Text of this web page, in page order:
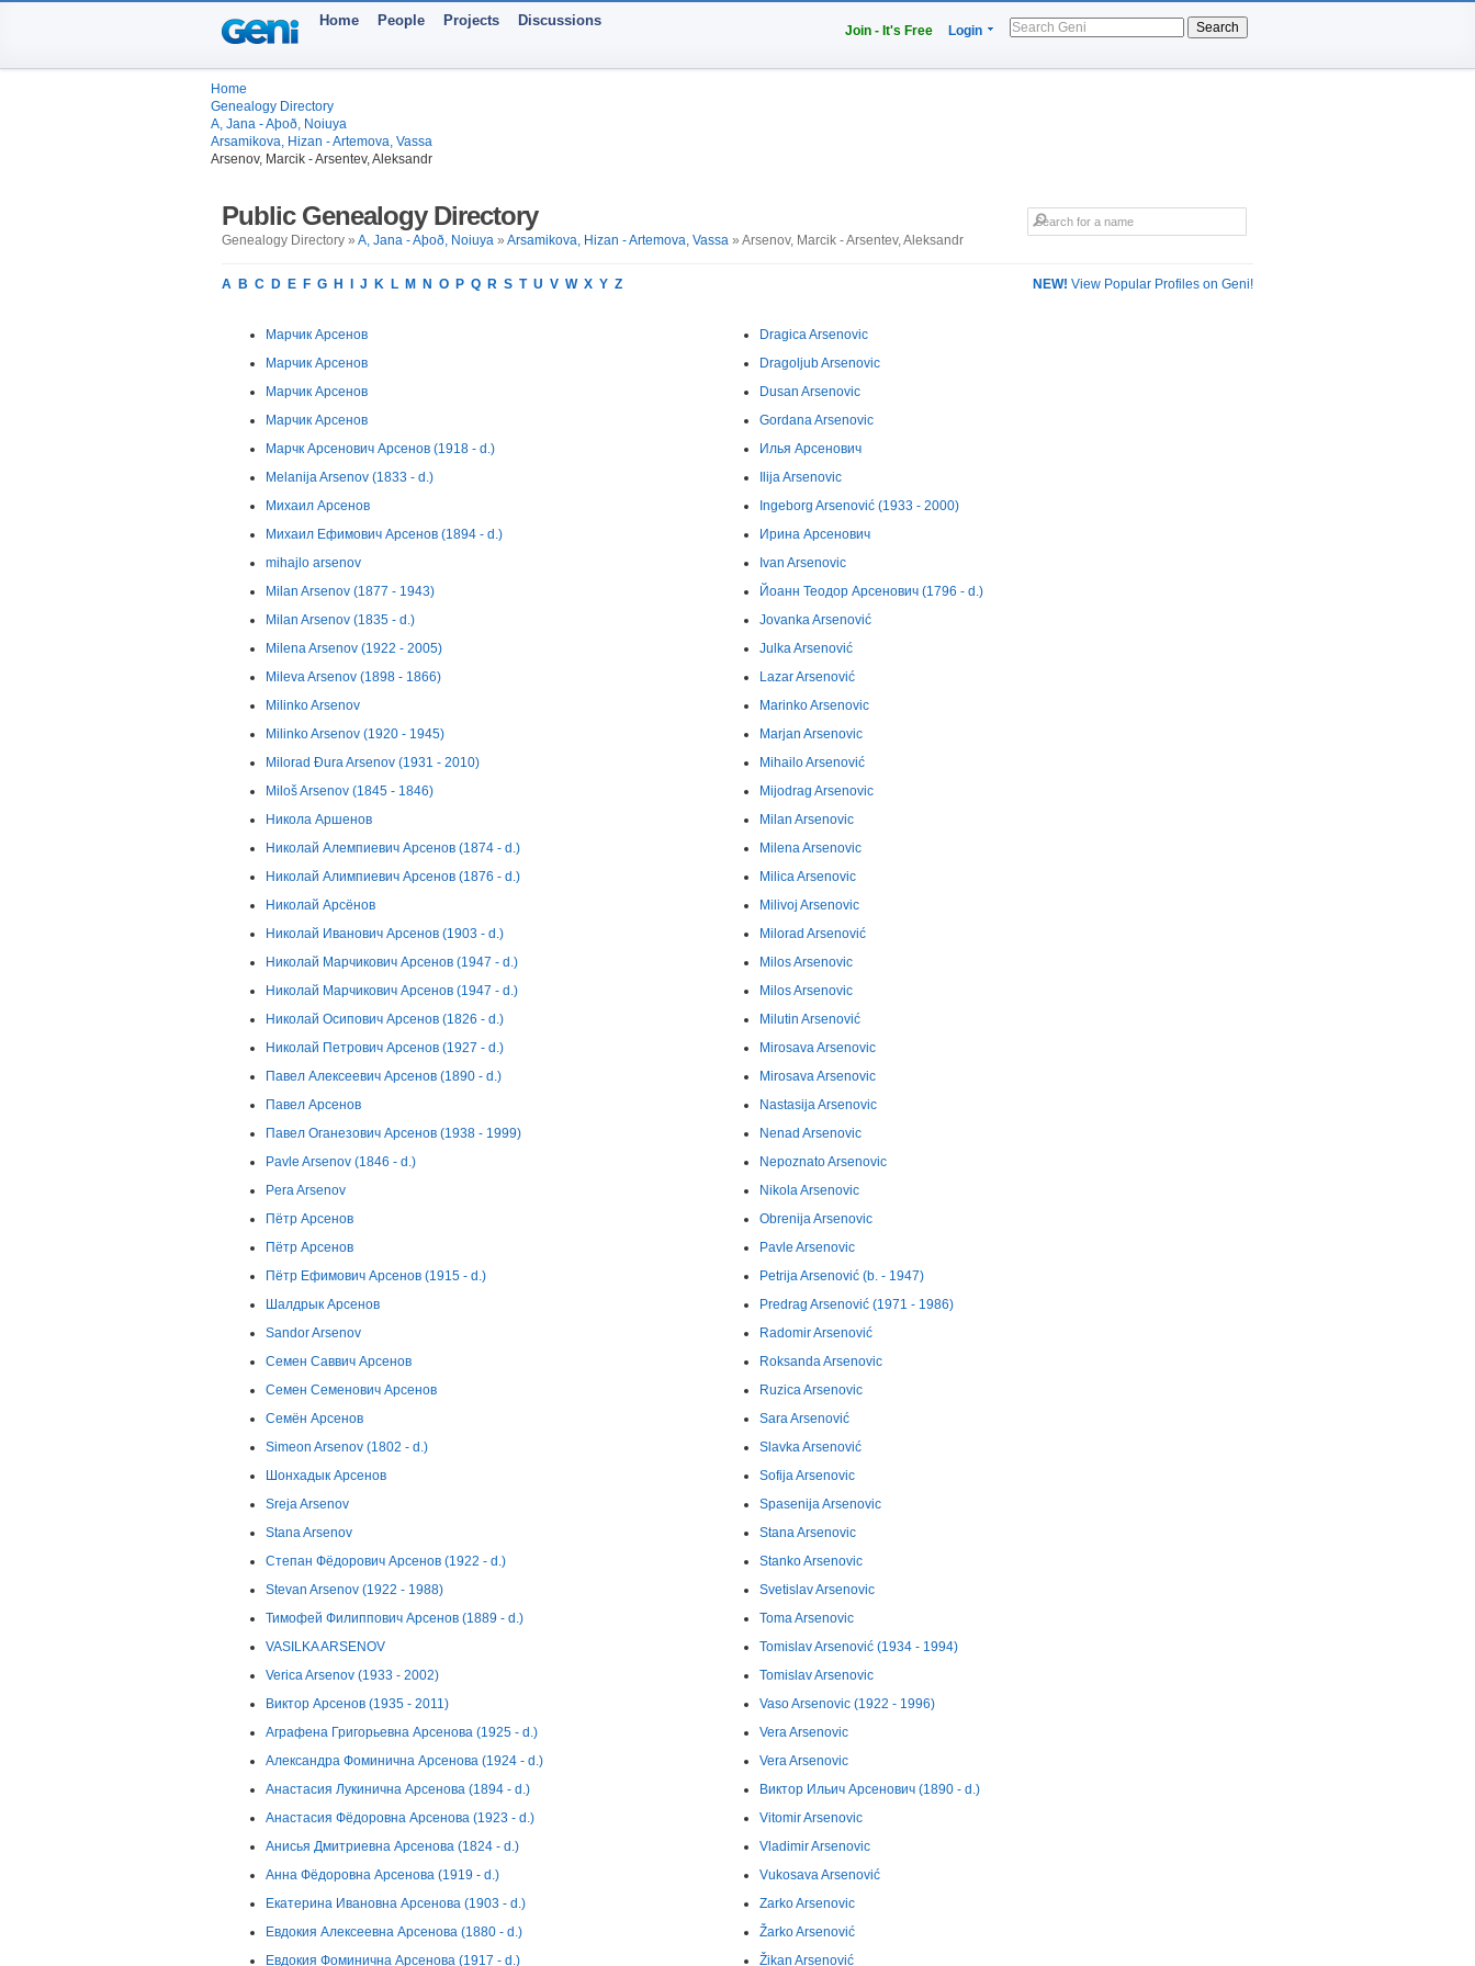
Join - It's Free Login Search
Home People Projects Discussions
Home
Genealogy Directory
A, Jana - Aþoð, Noiuya
Arsamikova, Hizan - Artemova, Vassa
Arsenov, Marcik - Arsentev, Aleksandr
Public Genealogy Directory
Genealogy Directory » A, Jana - Aþoð, Noiuya » Arsamikova, Hizan - Artemova, Vassa » Arsenov, Marcik - Arsentev, Aleksandr
NEW! View Popular Profiles on Geni!
A B C D E F G H J K L M N O P Q R S T U V W X Y Z
Марчик Арсенов
Марчик Арсенов
Марчик Арсенов
Марчик Арсенов
Марчк Арсенович Арсенов (1918 - d.)
Melanija Arsenov (1833 - d.)
Михаил Арсенов
Михаил Ефимович Арсенов (1894 - d.)
mihajlo arsenov
Milan Arsenov (1877 - 1943)
Milan Arsenov (1835 - d.)
Milena Arsenov (1922 - 2005)
Mileva Arsenov (1898 - 1866)
Milinko Arsenov
Milinko Arsenov (1920 - 1945)
Milorad Đura Arsenov (1931 - 2010)
Miloš Arsenov (1845 - 1846)
Никола Аршенов
Николай Алемпиевич Арсенов (1874 - d.)
Николай Алимпиевич Арсенов (1876 - d.)
Николай Арсёнов
Николай Иванович Арсенов (1903 - d.)
Николай Марчикович Арсенов (1947 - d.)
Николай Марчикович Арсенов (1947 - d.)
Николай Осипович Арсенов (1826 - d.)
Николай Петрович Арсенов (1927 - d.)
Павел Алексеевич Арсенов (1890 - d.)
Павел Арсенов
Павел Оганезович Арсенов (1938 - 1999)
Pavle Arsenov (1846 - d.)
Pera Arsenov
Пётр Арсенов
Пётр Арсенов
Пётр Ефимович Арсенов (1915 - d.)
Шалдрык Арсенов
Sandor Arsenov
Семен Саввич Арсенов
Семен Семенович Арсенов
Семён Арсенов
Simeon Arsenov (1802 - d.)
Шонхадык Арсенов
Sreja Arsenov
Stana Arsenov
Степан Фёдорович Арсенов (1922 - d.)
Stevan Arsenov (1922 - 1988)
Тимофей Филиппович Арсенов (1889 - d.)
VASILKA ARSENOV
Verica Arsenov (1933 - 2002)
Виктор Арсенов (1935 - 2011)
Аграфена Григорьевна Арсенова (1925 - d.)
Александра Фоминична Арсенова (1924 - d.)
Анастасия Лукинична Арсенова (1894 - d.)
Анастасия Фёдоровна Арсенова (1923 - d.)
Анисья Дмитриевна Арсенова (1824 - d.)
Анна Фёдоровна Арсенова (1919 - d.)
Екатерина Ивановна Арсенова (1903 - d.)
Евдокия Алексеевна Арсенова (1880 - d.)
Евдокия Фоминична Арсенова (1917 - d.)
Dragica Arsenovic
Dragoljub Arsenovic
Dusan Arsenovic
Gordana Arsenovic
Илья Арсенович
Ilija Arsenovic
Ingeborg Arsenović (1933 - 2000)
Ирина Арсенович
Ivan Arsenovic
Йоанн Теодор Арсенович (1796 - d.)
Jovanka Arsenović
Julka Arsenović
Lazar Arsenović
Marinko Arsenovic
Marjan Arsenovic
Mihailo Arsenović
Mijodrag Arsenovic
Milan Arsenovic
Milena Arsenovic
Milica Arsenovic
Milivoj Arsenovic
Milorad Arsenović
Milos Arsenovic
Milos Arsenovic
Milutin Arsenović
Mirosava Arsenovic
Mirosava Arsenovic
Nastasija Arsenovic
Nenad Arsenovic
Nepoznato Arsenovic
Nikola Arsenovic
Obrenija Arsenovic
Pavle Arsenovic
Petrija Arsenović (b. - 1947)
Predrag Arsenović (1971 - 1986)
Radomir Arsenović
Roksanda Arsenovic
Ruzica Arsenovic
Sara Arsenović
Slavka Arsenović
Sofija Arsenovic
Spasenija Arsenovic
Stana Arsenovic
Stanko Arsenovic
Svetislav Arsenovic
Toma Arsenovic
Tomislav Arsenović (1934 - 1994)
Tomislav Arsenovic
Vaso Arsenovic (1922 - 1996)
Vera Arsenovic
Vera Arsenovic
Виктор Ильич Арсенович (1890 - d.)
Vitomir Arsenovic
Vladimir Arsenovic
Vukosava Arsenović
Zarko Arsenovic
Žarko Arsenović
Žikan Arsenović